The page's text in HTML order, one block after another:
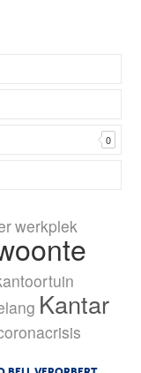
0
werkplek
Kantar